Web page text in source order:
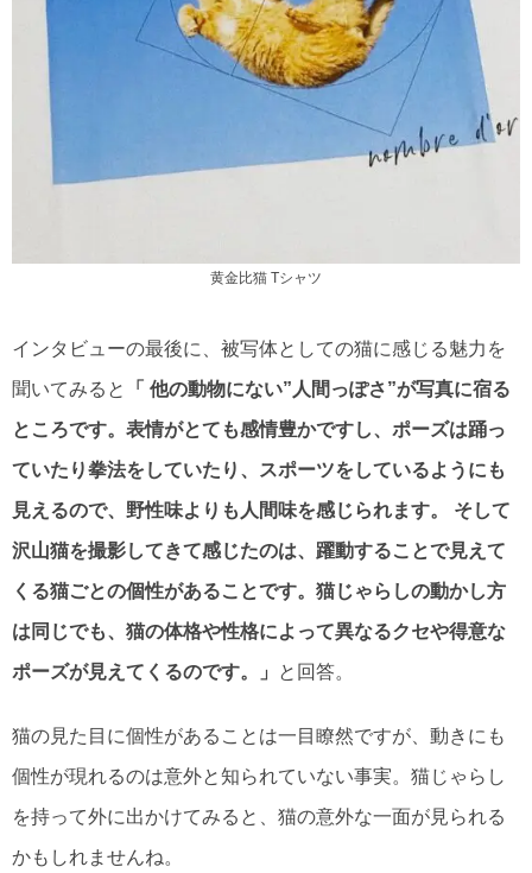
黄金比猫 Tシャツ
インタビューの最後に、被写体としての猫に感じる魅力を
聞いてみると
「 他の動物にない”人間っぽさ”が写真に宿る
ところです。表情がとても感情豊かですし、ポーズは踊っ
ていたり拳法をしていたり、スポーツをしているようにも
見えるので、野性味よりも人間味を感じられます。 そして
沢山猫を撮影してきて感じたのは、躍動することで見えて
くる猫ごとの個性があることです。猫じゃらしの動かし方
は同じでも、猫の体格や性格によって異なるクセや得意な
ポーズが見えてくるのです。」
と回答。
猫の見た目に個性があることは一目瞭然ですが、動きにも
個性が現れるのは意外と知られていない事実。猫じゃらし
を持って外に出かけてみると、猫の意外な一面が見られる
かもしれませんね。